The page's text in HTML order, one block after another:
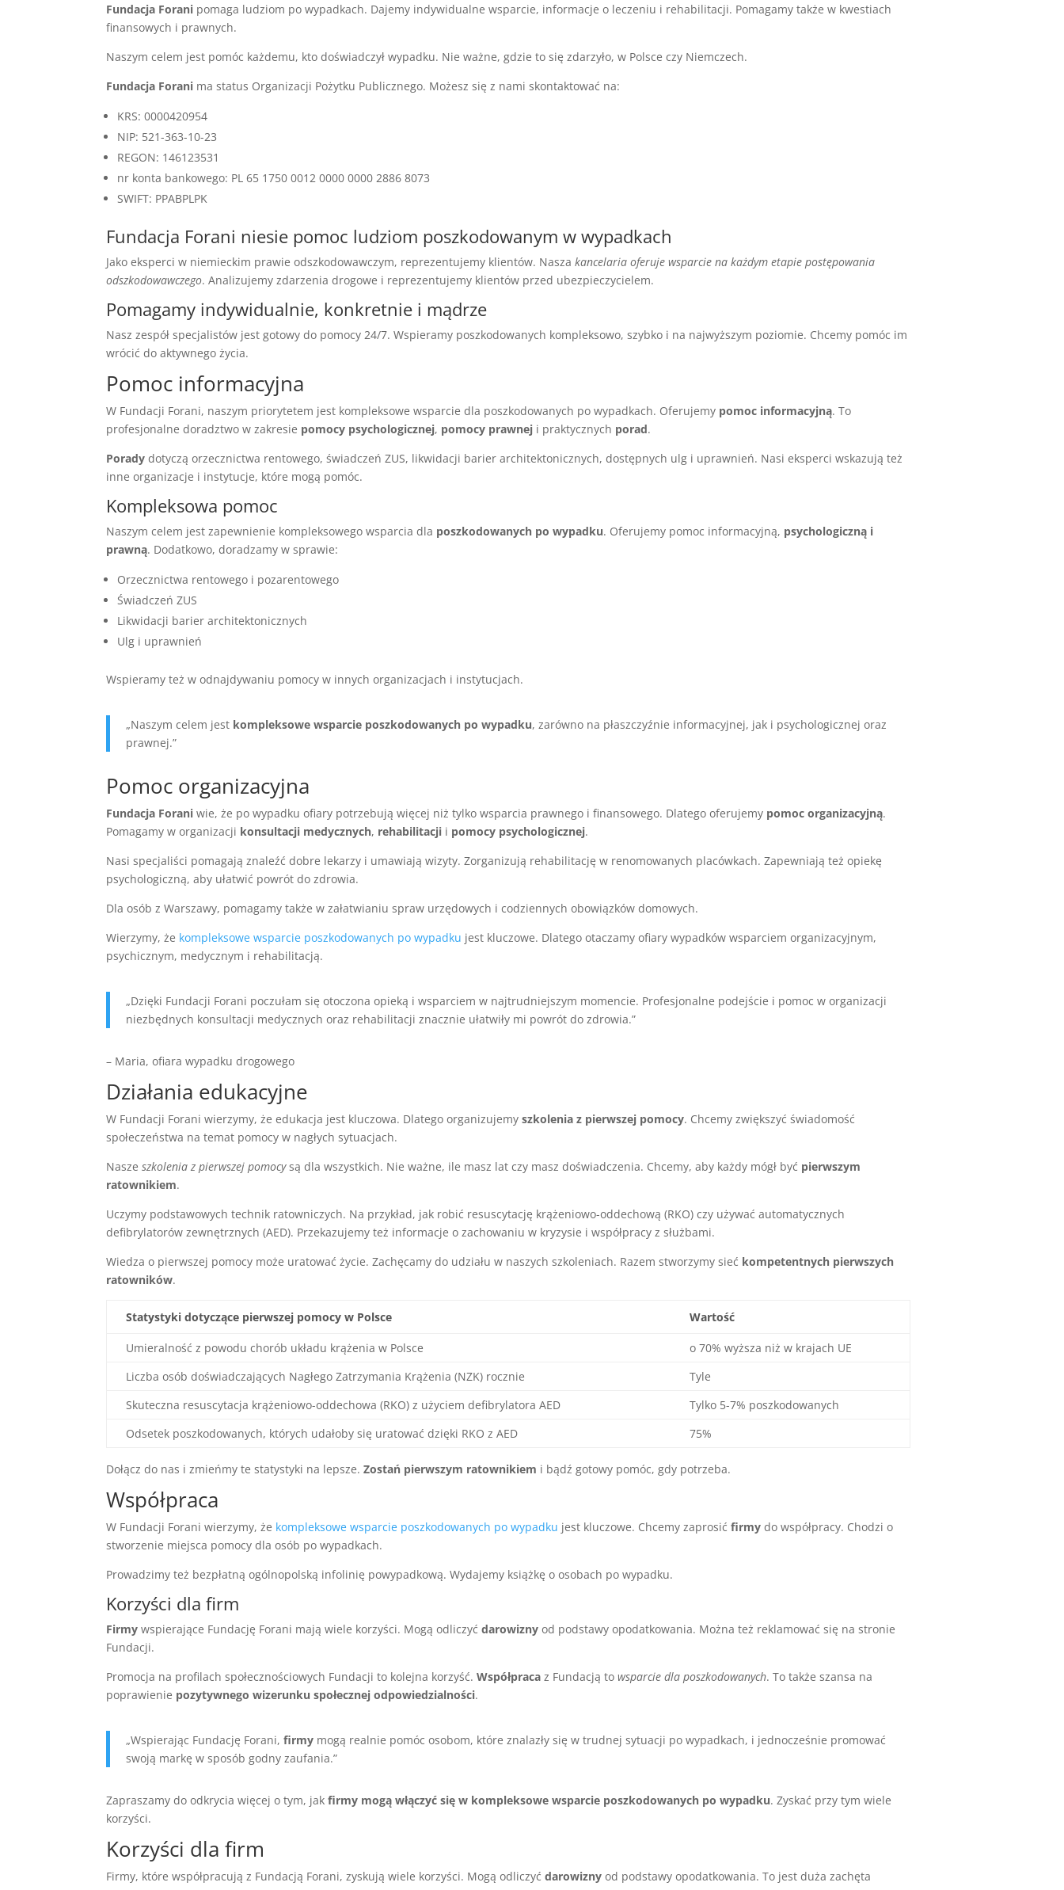
Fundacja Forani pomaga ludziom po wypadkach. Dajemy indywidualne wsparcie, informacje o leczeniu i rehabilitacji. Pomagamy także w kwestiach
finansowych i prawnych.
Naszym celem jest pomóc każdemu, kto doświadczył wypadku. Nie ważne, gdzie to się zdarzyło, w Polsce czy Niemczech.
Fundacja Forani ma status Organizacji Pożytku Publicznego. Możesz się z nami skontaktować na:
KRS: 0000420954
NIP: 521-363-10-23
REGON: 146123531
nr konta bankowego: PL 65 1750 0012 0000 0000 2886 8073
SWIFT: PPABPLPK
Fundacja Forani niesie pomoc ludziom poszkodowanym w wypadkach
Jako eksperci w niemieckim prawie odszkodowawczym, reprezentujemy klientów. Naszakancelaria oferuje wsparcie na każdym etapie postępowania
odszkodowawczego. Analizujemy zdarzenia drogowe i reprezentujemy klientów przed ubezpieczycielem.
Pomagamy indywidualnie, konkretnie i mądrze
Nasz zespół specjalistów jest gotowy do pomocy 24/7. Wspieramy poszkodowanych kompleksowo, szybko i na najwyższym poziomie. Chcemy pomóc im
wrócić do aktywnego życia.
Pomoc informacyjna
W Fundacji Forani, naszym priorytetem jest kompleksowe wsparcie dla poszkodowanych po wypadkach. Oferujemy pomoc informacyjną. To
profesjonalne doradztwo w zakresie pomocy psychologicznej, pomocy prawnej i praktycznych porad.
Porady dotyczą orzecznictwa rentowego, świadczeń ZUS, likwidacji barier architektonicznych, dostępnych ulg i uprawnień. Nasi eksperci wskazują też
inne organizacje i instytucje, które mogą pomóc.
Kompleksowa pomoc
Naszym celem jest zapewnienie kompleksowego wsparcia dla poszkodowanych po wypadku. Oferujemy pomoc informacyjną, psychologiczną i
prawną. Dodatkowo, doradzamy w sprawie:
Orzecznictwa rentowego i pozarentowego
Świadczeń ZUS
Likwidacji barier architektonicznych
Ulg i uprawnień
Wspieramy też w odnajdywaniu pomocy w innych organizacjach i instytucjach.
„Naszym celem jest kompleksowe wsparcie poszkodowanych po wypadku, zarówno na płaszczyźnie informacyjnej, jak i psychologicznej oraz
prawnej.”
Pomoc organizacyjna
Fundacja Forani wie, że po wypadku ofiary potrzebują więcej niż tylko wsparcia prawnego i finansowego. Dlatego oferujemy pomoc organizacyjną.
Pomagamy w organizacji konsultacji medycznych, rehabilitacji i pomocy psychologicznej.
Nasi specjaliści pomagają znaleźć dobre lekarzy i umawiają wizyty. Zorganizują rehabilitację w renomowanych placówkach. Zapewniają też opiekę
psychologiczną, aby ułatwić powrót do zdrowia.
Dla osób z Warszawy, pomagamy także w załatwianiu spraw urzędowych i codziennych obowiązków domowych.
Wierzymy, że kompleksowe wsparcie poszkodowanych po wypadku jest kluczowe. Dlatego otaczamy ofiary wypadków wsparciem organizacyjnym,
psychicznym, medycznym i rehabilitacją.
„Dzięki Fundacji Forani poczułam się otoczona opieką i wsparciem w najtrudniejszym momencie. Profesjonalne podejście i pomoc w organizacji
niezbędnych konsultacji medycznych oraz rehabilitacji znacznie ułatwiły mi powrót do zdrowia.”
– Maria, ofiara wypadku drogowego
Działania edukacyjne
W Fundacji Forani wierzymy, że edukacja jest kluczowa. Dlatego organizujemyszkolenia z pierwszej pomocy. Chcemy zwiększyć świadomość
społeczeństwa na temat pomocy w nagłych sytuacjach.
Naszeszkolenia z pierwszej pomocysą dla wszystkich. Nie ważne, ile masz lat czy masz doświadczenia. Chcemy, aby każdy mógł być pierwszym
ratownikiem.
Uczymy podstawowych technik ratowniczych. Na przykład, jak robić resuscytację krążeniowo-oddechową (RKO) czy używać automatycznych
defibrylatorów zewnętrznych (AED). Przekazujemy też informacje o zachowaniu w kryzysie i współpracy z służbami.
Wiedza o pierwszej pomocy może uratować życie. Zachęcamy do udziału w naszych szkoleniach. Razem stworzymy sieć kompetentnych pierwszych
ratowników.
Statystyki dotyczące pierwszej pomocy w Polsce Wartość
Umieralność z powodu chorób układu krążenia w Polsce
o 70% wyższa niż w krajach UE
Liczba osób doświadczających Nagłego Zatrzymania Krążenia (NZK) rocznie
Tyle
Skuteczna resuscytacja krążeniowo-oddechowa (RKO) z użyciem defibrylatora AED
Tylko 5-7% poszkodowanych
Odsetek poszkodowanych, których udałoby się uratować dzięki RKO z AED
75%
Dołącz do nas i zmieńmy te statystyki na lepsze.Zostań pierwszym ratownikiem i bądź gotowy pomóc, gdy potrzeba.
Współpraca
W Fundacji Forani wierzymy, że kompleksowe wsparcie poszkodowanych po wypadku jest kluczowe. Chcemy zaprosićfirmy do współpracy. Chodzi o
stworzenie miejsca pomocy dla osób po wypadkach.
Prowadzimy też bezpłatną ogólnopolską infolinię powypadkową. Wydajemy książkę o osobach po wypadku.
Korzyści dla firm
Firmy wspierające Fundację Forani mają wiele korzyści. Mogą odliczyćdarowizny od podstawy opodatkowania. Można też reklamować się na stronie
Fundacji.
Promocja na profilach społecznościowych Fundacji to kolejna korzyść.Współpraca z Fundacją towsparcie dla poszkodowanych. To także szansa na
poprawienie pozytywnego wizerunku społecznej odpowiedzialności.
„Wspierając Fundację Forani,firmy mogą realnie pomóc osobom, które znalazły się w trudnej sytuacji po wypadkach, i jednocześnie promować
swoją markę w sposób godny zaufania.”
Zapraszamy do odkrycia więcej o tym, jakfirmy mogą włączyć się w kompleksowe wsparcie poszkodowanych po wypadku. Zyskać przy tym wiele
korzyści.
Korzyści dla firm
Firmy, które współpracują z Fundacją Forani, zyskują wiele korzyści. Mogą odliczyćdarowizny od podstawy opodatkowania. To jest duża zachęta